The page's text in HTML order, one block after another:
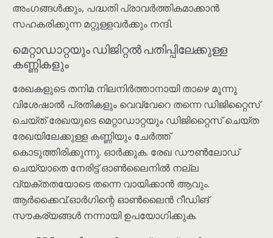
അംഗങ്ങൾക്കും, പദ്ധതി പ്രാവർത്തികമാക്കാൻ
സഹകരിക്കുന്ന മറ്റുള്ളവർക്കും നന്ദി.
മെറ്റാഡാറ്റയും ഡിജിറ്റൽ പതിപ്പിലേക്കുള്ള
കണ്ണികളും
രേഖകളുടെ തനിമ നിലനിർത്താനായി താഴെ മൂന്നു
വിശേഷാൽ പ്രതികളും വെവ്വേറെ തന്നെ ഡിജിറ്റൈസ്
ചെയ്ത് രേഖയുടെ മെറ്റാഡാറ്റയും ഡിജിറ്റൈസ് ചെയ്ത
രേഖയിലേക്കുള്ള കണ്ണിയും ചേർത്ത്
കൊടുത്തിരിക്കുന്നു. ഓർക്കുക. രേഖ ഡൗൺലോഡ്
ചെയ്യാതെ നേരിട്ട് ഓൺലൈനിൽ നല്ല
വ്യക്തതയോടെ തന്നെ വായിക്കാൻ ആവും.
ആർക്കൈവ്.ഓർഗിന്റെ ഓൺലൈൻ റീഡിങ്
സൗകര്യങ്ങൾ നന്നായി ഉപയോഗിക്കുക.